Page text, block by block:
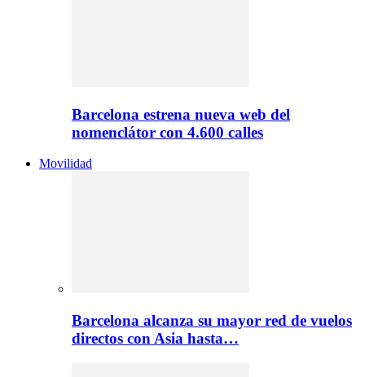
Barcelona estrena nueva web del
nomenclátor con 4.600 calles
Movilidad
Barcelona alcanza su mayor red de vuelos
directos con Asia hasta…